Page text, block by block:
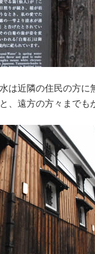
は近隣の住民の方に
、遠方の方々までも